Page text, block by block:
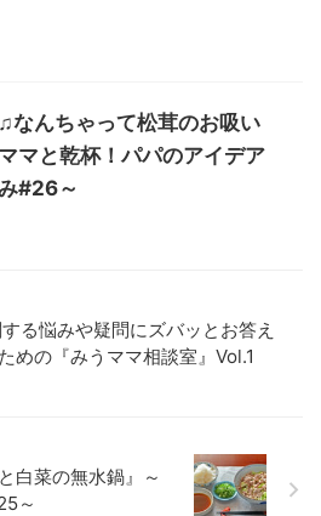
♫なんちゃって松茸のお吸い
マと乾杯！パパのアイデア
#26～
る悩みや疑問にズバッとお答え
めの『みうママ相談室』Vol.1
白菜の無水鍋』～
～